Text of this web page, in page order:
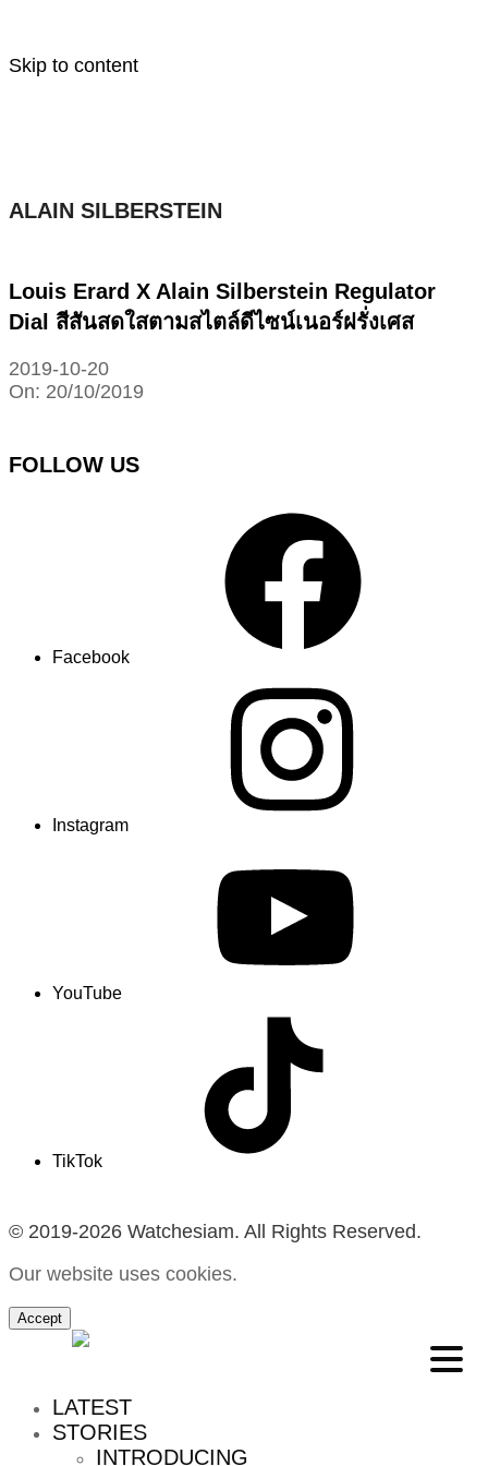
Skip to content
ALAIN SILBERSTEIN
Louis Erard X Alain Silberstein Regulator
Dial สีสันสดใสตามสไตล์ดีไซน์เนอร์ฝรั่งเศส
2019-10-20
On: 20/10/2019
FOLLOW US
Facebook
Instagram
YouTube
TikTok
© 2019-2026 Watchesiam. All Rights Reserved.
Our website uses cookies.
Accept
LATEST
STORIES
INTRODUCING